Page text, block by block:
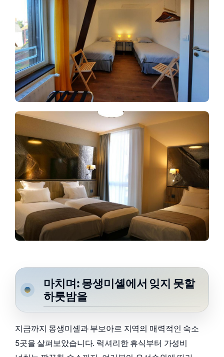
마치며: 몽생미셸에서 잊지 못할
하룻밤을
지금까지 몽생미셸과 부보아르 지역의 매력적인 숙소
5곳을 살펴보았습니다. 럭셔리한 휴식부터 가성비